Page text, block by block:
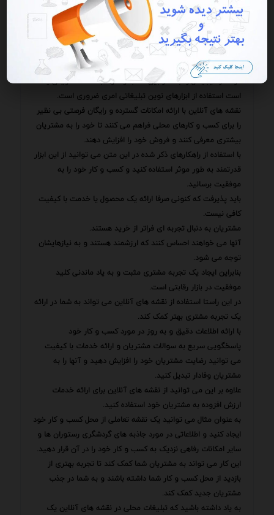
تواند به ایجاد وفاداری در مشتریان و تبدیل آنها به سفیران برند
شما کمک کند.
مشتریان راضی بهترین تبلیغ برای کسب و کار شما هستند و می
توانند با معرفی شما به دوستان و آشنایان خود به رشد و توسعه
کسب و کار شما کمک کنند.
در عصر دیجیتال رقابت در بین کسب و کارها به شدت افزایش یافته
است استفاده از ابزارهای نوین تبلیغاتی امری ضروری است.
نقشه های آنلاین با ارائه امکانات گسترده و رایگان فرصتی بی نظیر
را برای کسب و کارهای محلی فراهم می کنند تا خود را به مشتریان
بیشتری معرفی کنند و فروش خود را افزایش دهند.
با استفاده از راهکارهای ذکر شده در این متن می توانید از این ابزار
قدرتمند به طور موثر استفاده کنید و کسب و کار خود را به
موفقیت برسانید.
باید پذیرفت که کنونی صرفا ارائه یک محصول یا خدمت با کیفیت
کافی نیست.
مشتریان به دنبال تجربه ای فراتر از خرید هستند.
آنها می خواهند احساس کنند که ارزشمند هستند و به نیازهایشان
توجه می شود.
بنابراین ایجاد یک تجربه مشتری مثبت و به یاد ماندنی کلید
موفقیت در بازار رقابتی است.
در این راستا استفاده از نقشه های آنلاین می تواند به شما در ارائه
یک تجربه مشتری بهتر کمک کند.
با ارائه اطلاعات دقیق و به روز در مورد کسب و کار خود
پاسخگویی سریع به سوالات مشتریان و ارائه خدمات با کیفیت
می توانید رضایت مشتریان خود را افزایش دهید و آنها را به
مشتریان وفادار تبدیل کنید.
علاوه بر این می توانید از نقشه های آنلاین برای ارائه خدمات
ارزش افزوده به مشتریان خود استفاده کنید.
به عنوان مثال می توانید یک نقشه تعاملی از محل کسب و کار خود
ایجاد کنید و اطلاعاتی در مورد جاذبه های گردشگری رستوران ها و
سایر امکانات رفاهی نزدیک به کسب و کار خود را در آن قرار دهید.
این کار می تواند به مشتریان شما کمک کند تا تجربه بهتری از
بازدید از محل کسب و کار شما داشته باشند و به شما در جذب
مشتریان جدید کمک کند.
به یاد داشته باشید که تبلیغات محلی در نقشه های آنلاین یک